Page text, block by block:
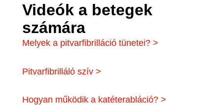
Videók a betegek
számára
Melyek a pitvarfibrilláció tünetei? >
Pitvarfibrilláló szív >
Hogyan működik a katéterabláció? >